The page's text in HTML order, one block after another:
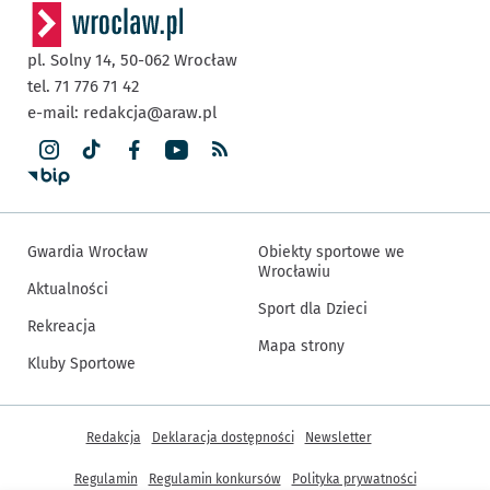
pl. Solny 14, 50-062 Wrocław
tel. 71 776 71 42
e-mail: redakcja@araw.pl
Gwardia Wrocław
Aktualności
Rekreacja
Kluby Sportowe
Obiekty sportowe we
Wrocławiu
Sport dla Dzieci
Mapa strony
Inne informacje
Redakcja Deklaracja dostępności Newsletter
Regulamin Regulamin konkursów Polityka prywatności